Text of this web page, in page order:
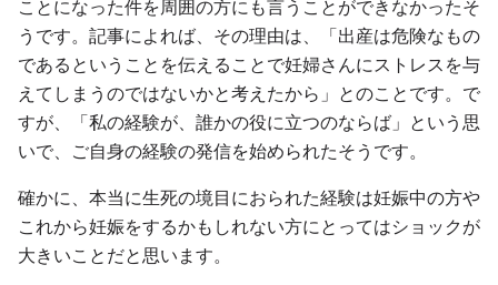
ことになった件を周囲の方にも言うことができなかったそ
うです。記事によれば、その理由は、「出産は危険なもの
であるということを伝えることで妊婦さんにストレスを与
えてしまうのではないかと考えたから」とのことです。で
すが、「私の経験が、誰かの役に立つのならば」という思
いで、ご自身の経験の発信を始められたそうです。
確かに、本当に生死の境目におられた経験は妊娠中の方や
これから妊娠をするかもしれない方にとってはショックが
大きいことだと思います。